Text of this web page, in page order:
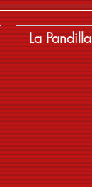
La Pandilla